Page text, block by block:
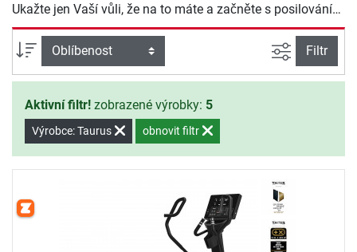
Ukažte jen Vaší vůli, že na to máte a začněte s posilováním
ještě dnes.
Třídění
Filtrovat
Filtr
Aktivní filtr! zobrazené výrobky: 5
Výrobce: Taurus obnovit filtr